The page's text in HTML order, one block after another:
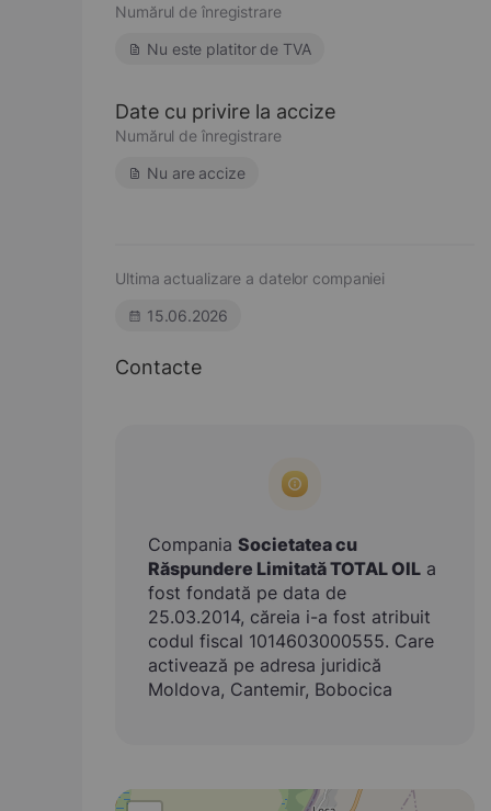
Numărul de înregistrare
Nu este platitor de TVA
Date cu privire la accize
Numărul de înregistrare
Nu are accize
Ultima actualizare a datelor companiei
15.06.2026
Contacte
Compania Societatea cu
Răspundere Limitată TOTAL OIL a
fost fondată pe data de
25.03.2014, căreia i-a fost atribuit
codul fiscal 1014603000555. Care
activează pe adresa juridică
Moldova, Cantemir, Bobocica